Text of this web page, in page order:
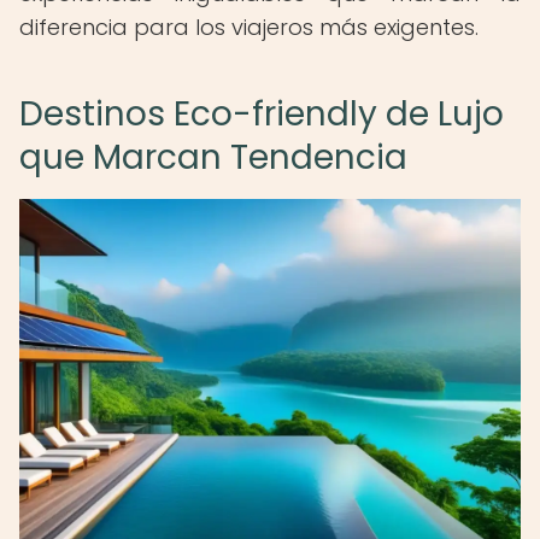
diferencia para los viajeros más exigentes.
Destinos Eco-friendly de Lujo
que Marcan Tendencia